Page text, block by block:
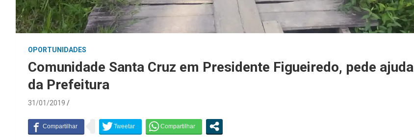
OPORTUNIDADES
Comunidade Santa Cruz em Presidente Figueiredo, pede ajuda
da Prefeitura
31/01/2019